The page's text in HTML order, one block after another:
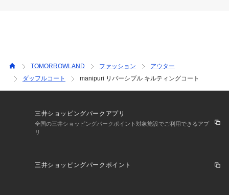
店舗にお問い合わせの際は、下記の商品番号をお申し付けくだ
さい。
商品番号:26-18-55-18018
TOMORROWLAND ファッション
アウター
ダッフルコート
manipuri リバーシブル キルティングコート
三井ショッピングパークアプリ
全国の三井ショッピングパークポイント対象施設でご利用できるアプ
リ
三井ショッピングパークポイント